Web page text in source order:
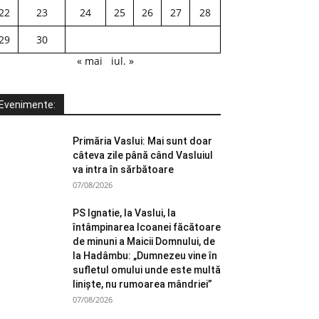
23 24 25 26 27
28
30
« mai
iul. »
Primăria Vaslui: Mai sunt doar
câteva zile până când Vasluiul
va intra în sărbătoare
07/08/2026
PS Ignatie, la Vaslui, la
întâmpinarea Icoanei făcătoare
de minuni a Maicii Domnului, de
la Hadâmbu: „Dumnezeu vine în
sufletul omului unde este multă
liniște, nu rumoarea mândriei”
07/08/2026